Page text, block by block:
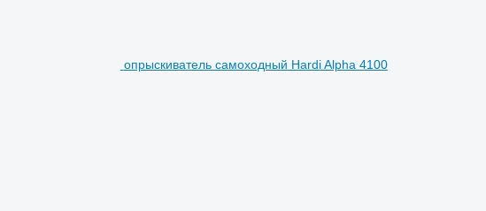
опрыскиватель самоходный Hardi Alpha 4100